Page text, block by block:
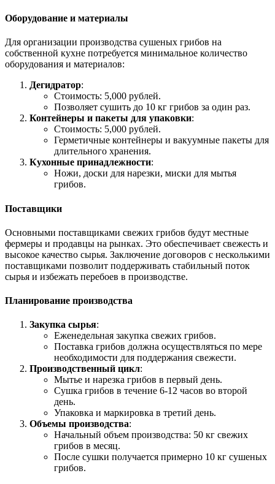
Оборудование и материалы
Для организации производства сушеных грибов на
собственной кухне потребуется минимальное количество
оборудования и материалов:
Дегидратор:
Стоимость: 5,000 рублей.
Позволяет сушить до 10 кг грибов за один раз.
Контейнеры и пакеты для упаковки:
Стоимость: 5,000 рублей.
Герметичные контейнеры и вакуумные пакеты для
длительного хранения.
Кухонные принадлежности:
Ножи, доски для нарезки, миски для мытья
грибов.
Поставщики
Основными поставщиками свежих грибов будут местные
фермеры и продавцы на рынках. Это обеспечивает свежесть и
высокое качество сырья. Заключение договоров с несколькими
поставщиками позволит поддерживать стабильный поток
сырья и избежать перебоев в производстве.
Планирование производства
Закупка сырья:
Еженедельная закупка свежих грибов.
Поставка грибов должна осуществляться по мере
необходимости для поддержания свежести.
Производственный цикл:
Мытье и нарезка грибов в первый день.
Сушка грибов в течение 6-12 часов во второй
день.
Упаковка и маркировка в третий день.
Объемы производства:
Начальный объем производства: 50 кг свежих
грибов в месяц.
После сушки получается примерно 10 кг сушеных
грибов.